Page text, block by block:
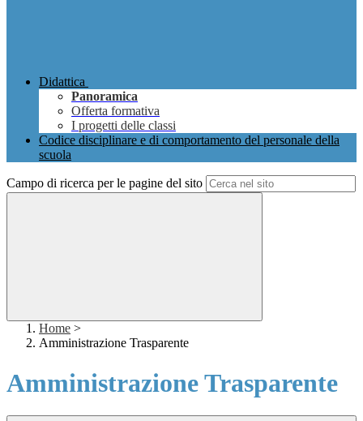
Didattica
Panoramica
Offerta formativa
I progetti delle classi
Codice disciplinare e di comportamento del personale della
scuola
Campo di ricerca per le pagine del sito
Home >
Amministrazione Trasparente
Amministrazione Trasparente